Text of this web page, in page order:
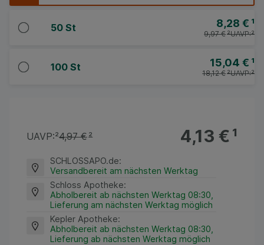
50 St 8,28 € ¹
UAVP:²
9,97 €²
100 St 15,04 € ¹
UAVP:²
18,12 €²
4,13 €¹
UAVP:²4,97 €²
SCHLOSSAPO.de:
Versandbereit am nächsten Werktag
Schloss Apotheke:
Abholbereit ab nächsten Werktag 08:30,
Lieferung am nächsten Werktag möglich
Kepler Apotheke:
Abholbereit ab nächsten Werktag 08:30,
Lieferung ab nächsten Werktag möglich